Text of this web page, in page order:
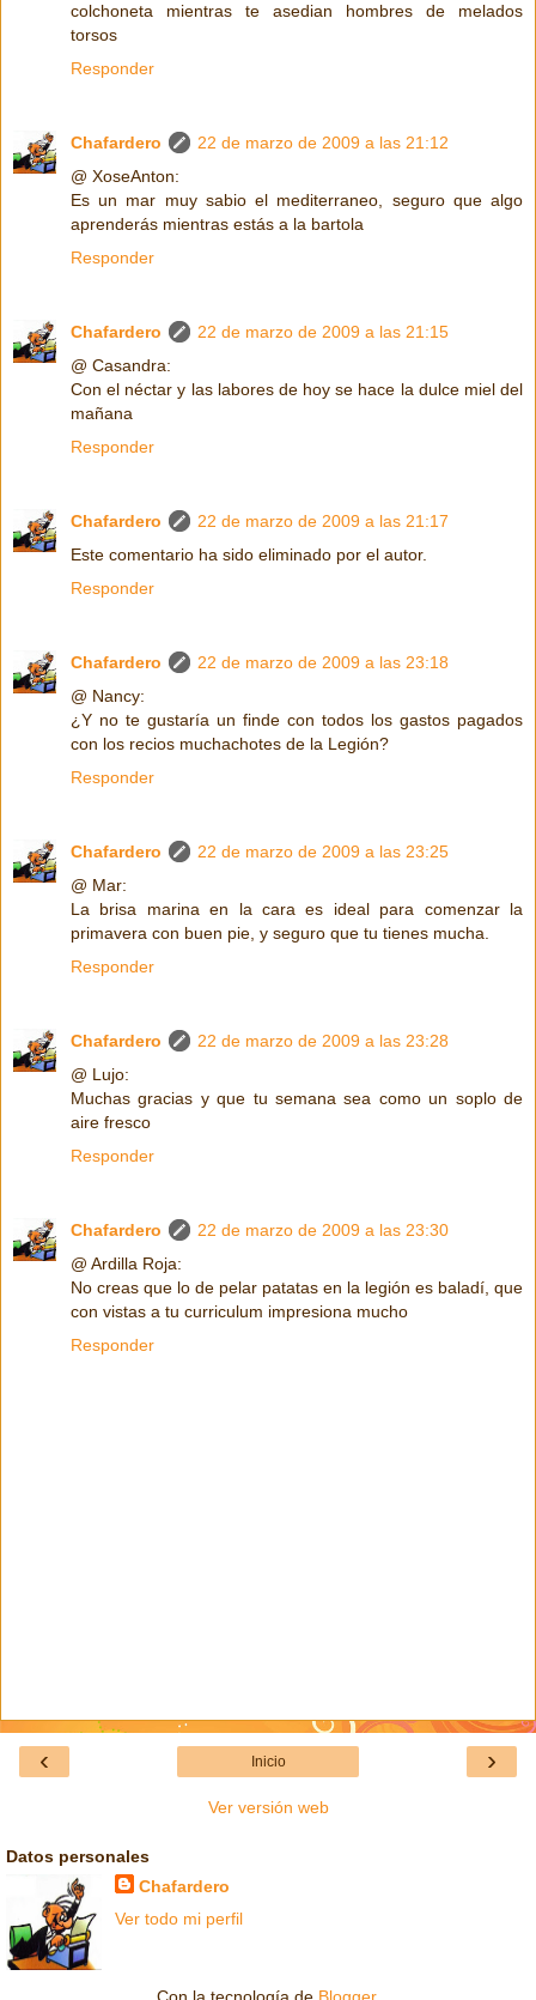
colchoneta mientras te asedian hombres de melados
torsos
Responder
Chafardero
22 de marzo de 2009 a las 21:12
@ XoseAnton:
Es un mar muy sabio el mediterraneo, seguro que algo
aprenderás mientras estás a la bartola
Responder
Chafardero
22 de marzo de 2009 a las 21:15
@ Casandra:
Con el néctar y las labores de hoy se hace la dulce miel del
mañana
Responder
Chafardero
22 de marzo de 2009 a las 21:17
Este comentario ha sido eliminado por el autor.
Responder
Chafardero
22 de marzo de 2009 a las 23:18
@ Nancy:
¿Y no te gustaría un finde con todos los gastos pagados
con los recios muchachotes de la Legión?
Responder
Chafardero
22 de marzo de 2009 a las 23:25
@ Mar:
La brisa marina en la cara es ideal para comenzar la
primavera con buen pie, y seguro que tu tienes mucha.
Responder
Chafardero
22 de marzo de 2009 a las 23:28
@ Lujo:
Muchas gracias y que tu semana sea como un soplo de
aire fresco
Responder
Chafardero
22 de marzo de 2009 a las 23:30
@ Ardilla Roja:
No creas que lo de pelar patatas en la legión es baladí, que
con vistas a tu curriculum impresiona mucho
Responder
‹ ›
Inicio
Ver versión web
Datos personales
Chafardero
Ver todo mi perfil
Con la tecnología de Blogger.